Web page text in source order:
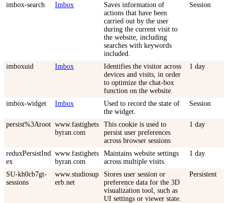
imbox-search Imbox
Saves information of
actions that have been
carried out by the user
during the current visit to
the website, including
searches with keywords
included.
Session
imboxuid Imbox
Identifies the visitor across
devices and visits, in order
to optimize the chat-box
function on the website.
1 day
imbox-widget Imbox
Used to record the state of
the widget.
Session
persist%3Aroot www.fastighets
byran.com
This cookie is used to
persist user preferences
across browser sessions
1 day
reduxPersistInd
ex
www.fastighets
byran.com
Maintains website settings
across multiple visits.
1 day
SU-kh0cb7gt-
sessions
www.studiosup
erb.net
Stores user session or
preference data for the 3D
visualization tool, such as
UI settings or viewer state.
Persistent